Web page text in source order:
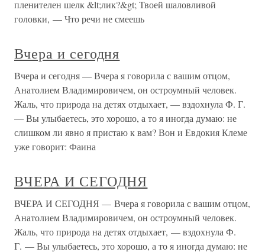
пленителен шелк &lt;лик?&gt; Твоей шаловливой
головки, — Что речи не смеешь
Вчера и сегодня
Вчера и сегодня — Вчера я говорила с вашим отцом,
Анатолием Владимировичем, он остроумный человек.
Жаль, что природа на детях отдыхает, — вздохнула Ф. Г.
— Вы улыбаетесь, это хорошо, а то я иногда думаю: не
слишком ли явно я пристаю к вам? Вон и Евдокия Клеме
уже говорит: Фаина
ВЧЕРА И СЕГОДНЯ
ВЧЕРА И СЕГОДНЯ — Вчера я говорила с вашим отцом,
Анатолием Владимировичем, он остроумный человек.
Жаль, что природа на детях отдыхает, — вздохнула Ф.
Г. — Вы улыбаетесь, это хорошо, а то я иногда думаю: не